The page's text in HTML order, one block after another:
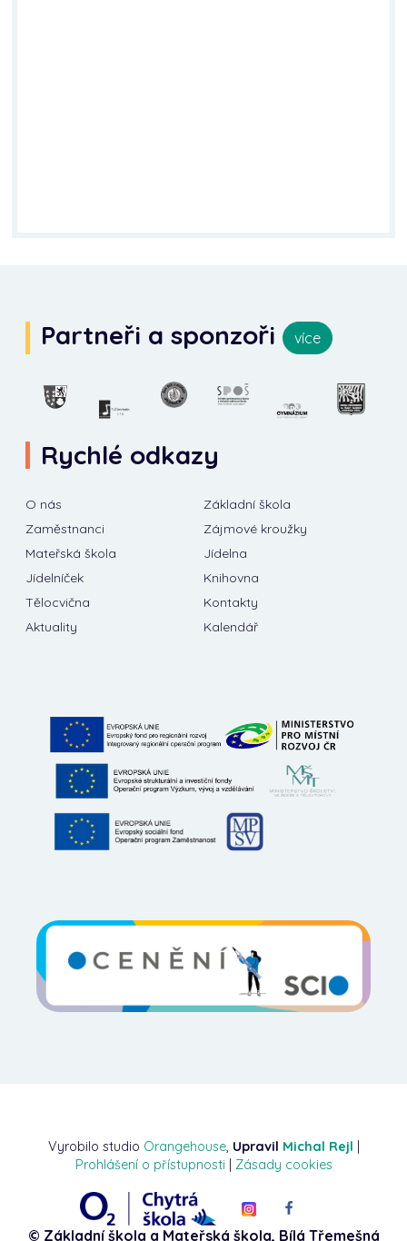
Partneři a sponzoři více
Rychlé odkazy
O nás
Základní škola
Zaměstnanci
Zájmové kroužky
Mateřská škola
Jídelna
Jídelníček
Knihovna
Tělocvična
Kontakty
Aktuality
Kalendář
Vyrobilo studio Orangehouse, Upravil Michal Rejl |
Prohlášení o přístupnosti | Zásady cookies
© Základní škola a Mateřská škola, Bílá Třemešná